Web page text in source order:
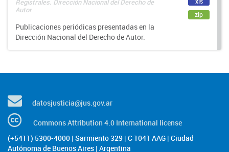
Registrales. Dirección Nacional del Derecho de
Autor
Publicaciones periódicas presentadas en la
Dirección Nacional del Derecho de Autor.
zip
datosjusticia@jus.gov.ar
Commons Attribution 4.0 International license
(+5411) 5300-4000 | Sarmiento 329 | C 1041 AAG | Ciudad
Autónoma de Buenos Aires | Argentina